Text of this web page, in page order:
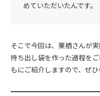
めていただいたんです。
そこで今回は、栗栖さんが
持ち出し袋を作った過程を
もにご紹介しますので、ぜ